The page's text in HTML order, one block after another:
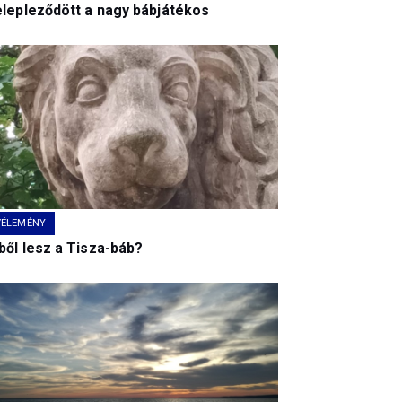
a nagy bábjátékos
lesz a Tisza-báb?